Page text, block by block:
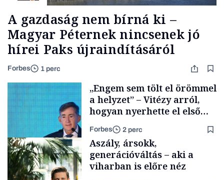
A gazdaság nem bírná ki –
Magyar Péternek nincsenek jó
hírei Paks újraindításáról
Forbes 1 perc
„Engem sem tölt el örömmel
a helyzet” – Vitézy arról,
hogyan nyerhette el első
tenderét Mészárosék cége a
Tisza-kormány alatt
Forbes 2 perc
Aszály, ársokk,
generációváltás – aki a
viharban is előre néz